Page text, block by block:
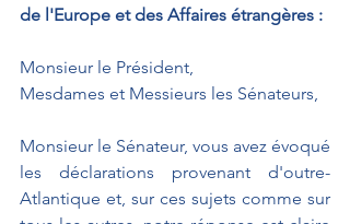
de l'Europe et des Affaires étrangères :
Monsieur le Président,
Mesdames et Messieurs les Sénateurs,
Monsieur le Sénateur, vous avez évoqué
les déclarations provenant d'outre-
Atlantique et, sur ces sujets comme sur